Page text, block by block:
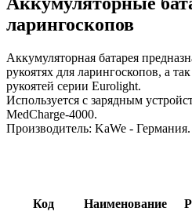
ларингоскопов
Аккумуляторная батарея
рукоятях для ларингоскопов, а
рукоятей серии Eurolight.
Используется с зарядным
MedCharge-4000.
Производитель: KaWe - Германия.
Код Наименование